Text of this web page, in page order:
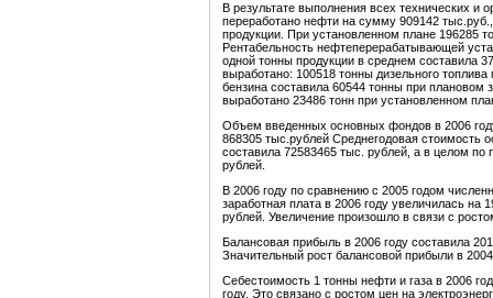
В результате выполнения всех технических
переработано нефти на сумму 909142 тыс.руб.,
продукции. При установленном плане 196285
Рентабельность нефтеперерабатывающей
одной тонны продукции в среднем составила
выработано: 100518 тонны дизельного
бензина составила 60544 тонны при плановом
выработано 23486 тонн при установленном
Объем введенных основных фондов в 2006
868305 тыс.рублей Среднегодовая стоимость
составила 72583465 тыс. рублей, а в целом
рублей.
В 2006 году по сравнению с 2005 годом
заработная плата в 2006 году увеличилась
рублей. Увеличение произошло в связи с
Балансовая прибыль в 2006 году составила
Значительный рост балансовой прибыли в
Себестоимость 1 тонны нефти и газа в 2006
году. Это связано с ростом цен на